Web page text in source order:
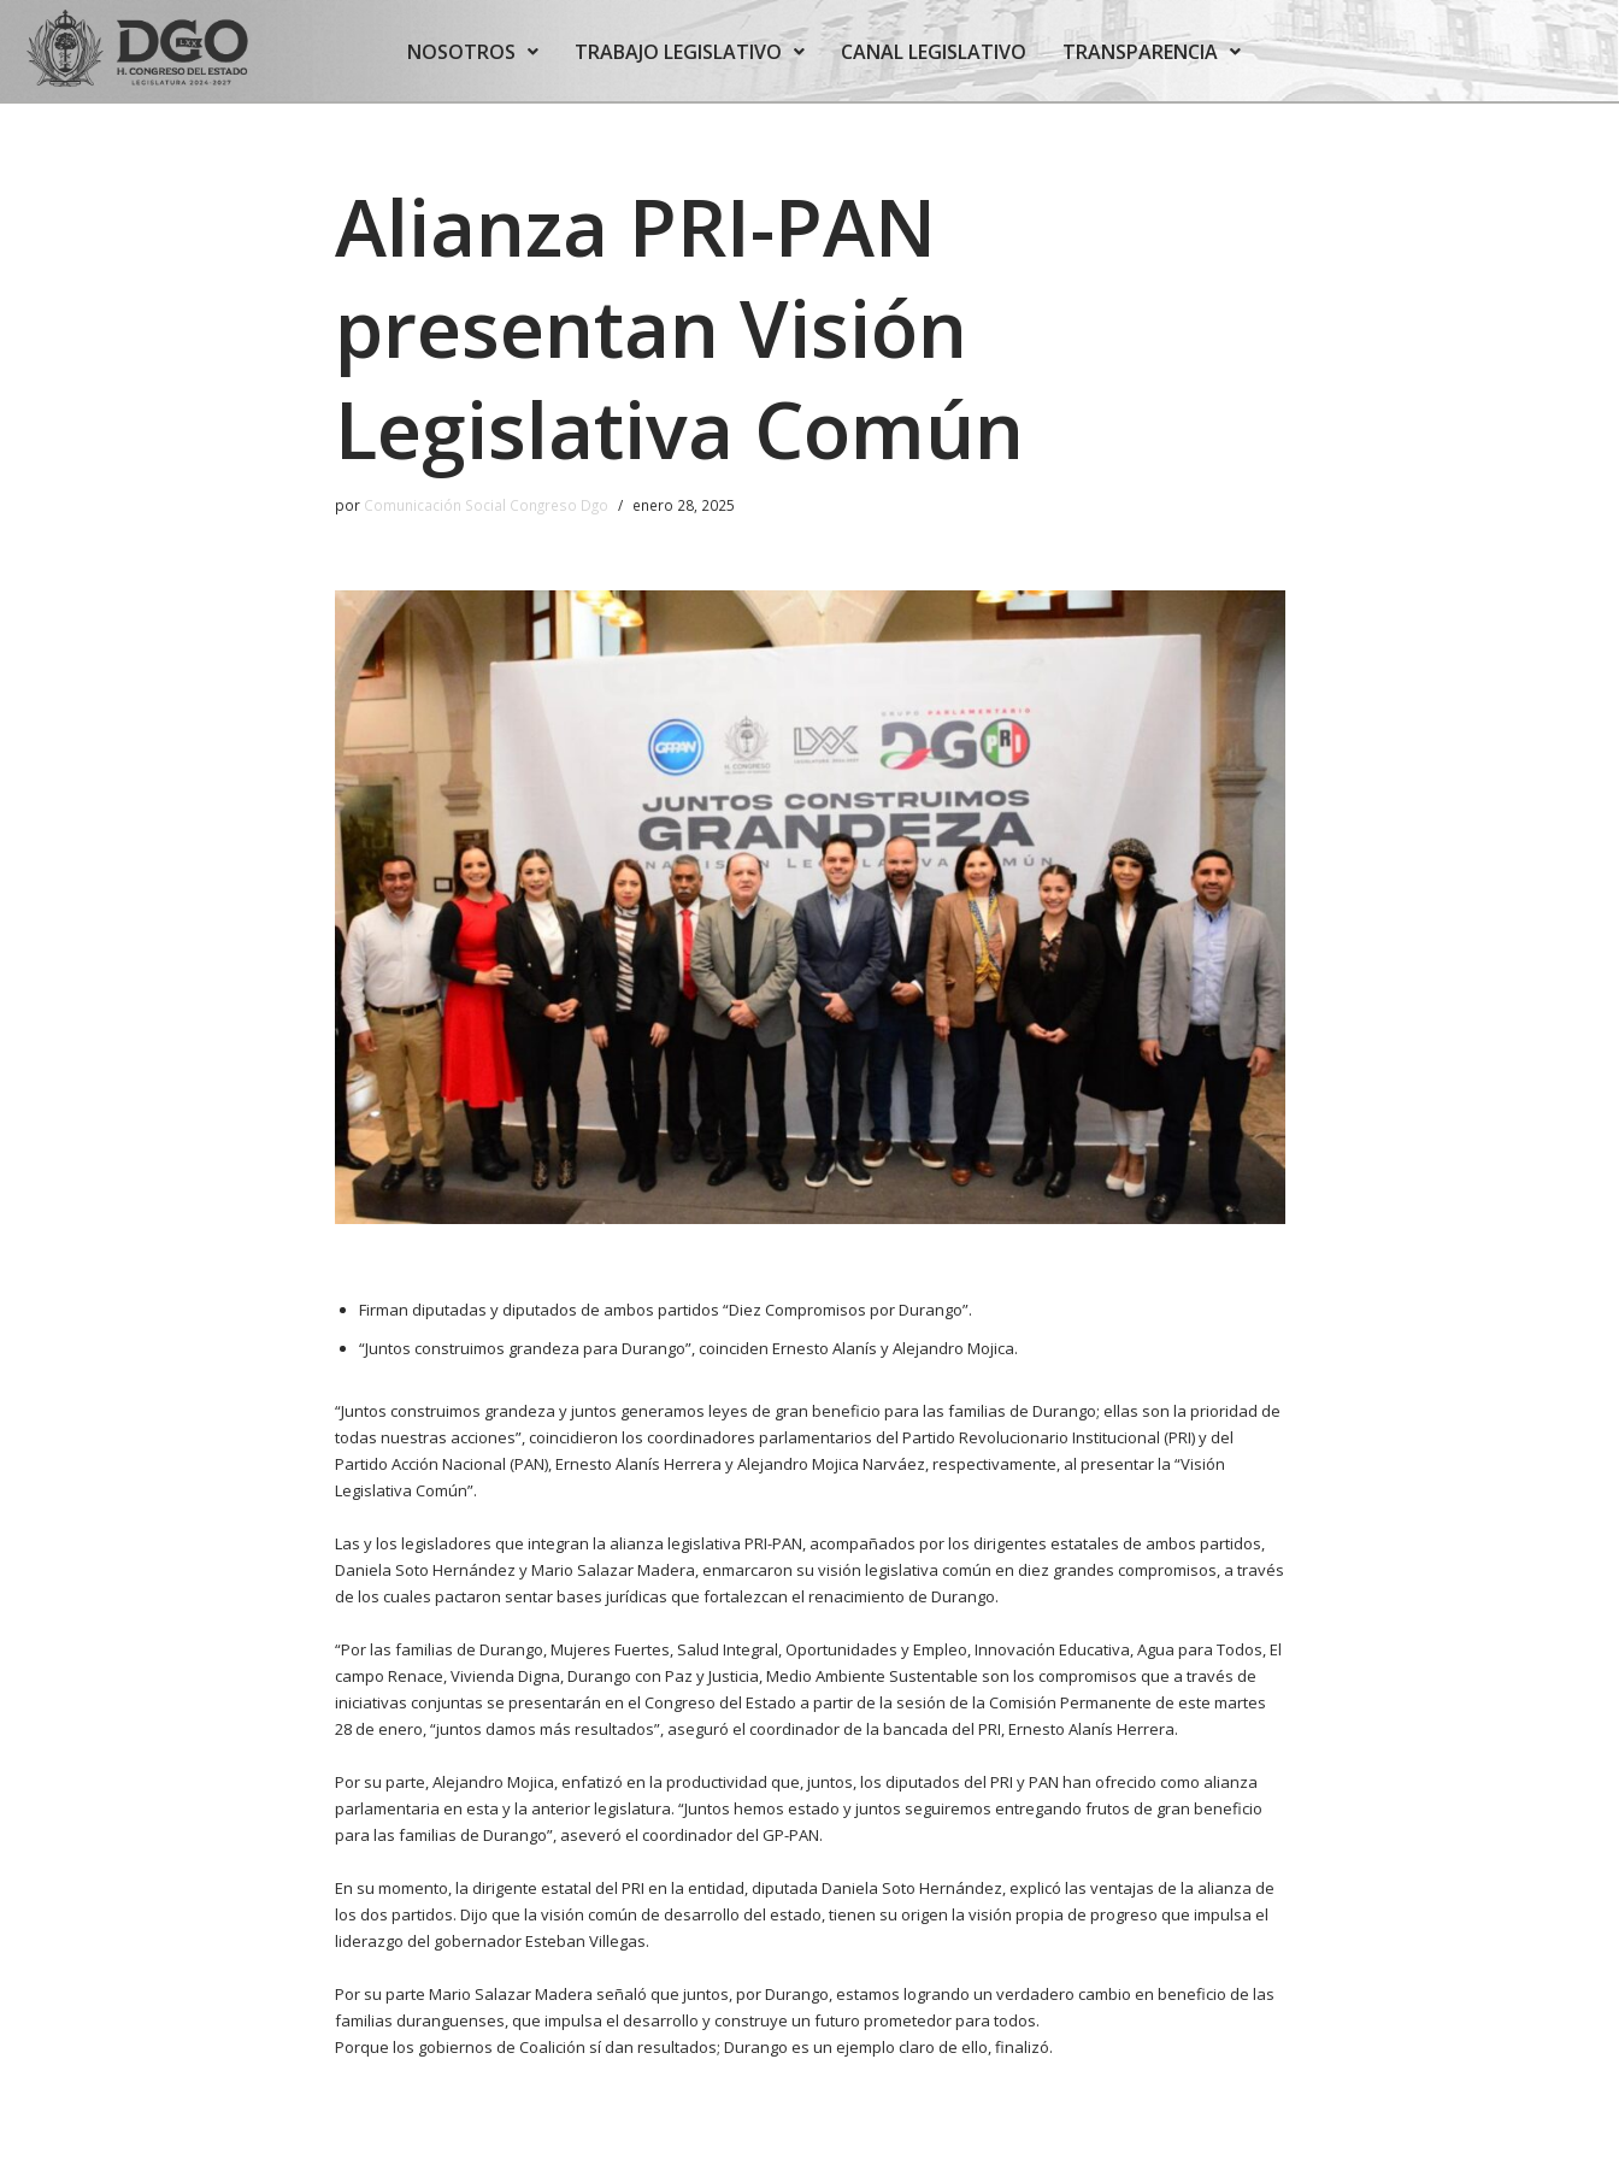
Saltar
NOSOTROS TRABAJO LEGISLATIVO CANAL LEGISLATIVO TRANSPARENCIA
Alianza PRI-PAN
presentan Visión
Legislativa Común
por Comunicación Social Congreso Dgo enero 28, 2025
Firman diputadas y diputados de ambos partidos “Diez Compromisos por Durango”.
“Juntos construimos grandeza para Durango”, coinciden Ernesto Alanís y Alejandro Mojica.
“Juntos construimos grandeza y juntos generamos leyes de gran beneficio para las familias de Durango; ellas son la prioridad de
todas nuestras acciones”, coincidieron los coordinadores parlamentarios del Partido Revolucionario Institucional (PRI) y del
Partido Acción Nacional (PAN), Ernesto Alanís Herrera y Alejandro Mojica Narváez, respectivamente, al presentar la “Visión
Legislativa Común”.
Las y los legisladores que integran la alianza legislativa PRI-PAN, acompañados por los dirigentes estatales de ambos partidos,
Daniela Soto Hernández y Mario Salazar Madera, enmarcaron su visión legislativa común en diez grandes compromisos, a través
de los cuales pactaron sentar bases jurídicas que fortalezcan el renacimiento de Durango.
“Por las familias de Durango, Mujeres Fuertes, Salud Integral, Oportunidades y Empleo, Innovación Educativa, Agua para Todos, El
campo Renace, Vivienda Digna, Durango con Paz y Justicia, Medio Ambiente Sustentable son los compromisos que a través de
iniciativas conjuntas se presentarán en el Congreso del Estado a partir de la sesión de la Comisión Permanente de este martes
28 de enero, “juntos damos más resultados”, aseguró el coordinador de la bancada del PRI, Ernesto Alanís Herrera.
Por su parte, Alejandro Mojica, enfatizó en la productividad que, juntos, los diputados del PRI y PAN han ofrecido como alianza
parlamentaria en esta y la anterior legislatura. “Juntos hemos estado y juntos seguiremos entregando frutos de gran beneficio
para las familias de Durango”, aseveró el coordinador del GP-PAN.
En su momento, la dirigente estatal del PRI en la entidad, diputada Daniela Soto Hernández, explicó las ventajas de la alianza de
los dos partidos. Dijo que la visión común de desarrollo del estado, tienen su origen la visión propia de progreso que impulsa el
liderazgo del gobernador Esteban Villegas.
Por su parte Mario Salazar Madera señaló que juntos, por Durango, estamos logrando un verdadero cambio en beneficio de las
familias duranguenses, que impulsa el desarrollo y construye un futuro prometedor para todos.
Porque los gobiernos de Coalición sí dan resultados; Durango es un ejemplo claro de ello, finalizó.